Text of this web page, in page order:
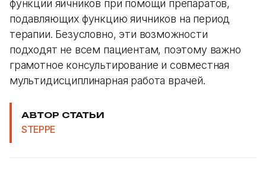
функции яичников при помощи препаратов,
подавляющих функцию яичников на период
терапии. Безусловно, эти возможности
подходят не всем пациентам, поэтому важно
грамотное консультирование и совместная
мультидисциплинарная работа врачей.
АВТОР СТАТЬИ
STEPPE